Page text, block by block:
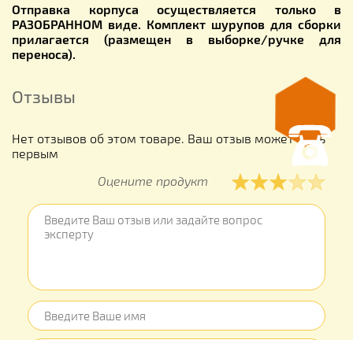
Отправка корпуса осуществляется только в
РАЗОБРАННОМ виде. Комплект шурупов для сборки
прилагается (размещен в выборке/ручке для
переноса).
Отзывы
Нет отзывов об этом товаре. Ваш отзыв может быть
первым
Оцените продукт